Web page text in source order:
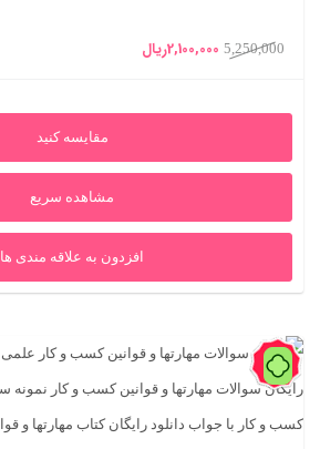
5,250,000 قیمت
5,250,000ریال
2,100,000ریال
2,100,000ریال
مقایسه کنید
مشاهده سریع
افزدون به علاقه مندی ها
89%